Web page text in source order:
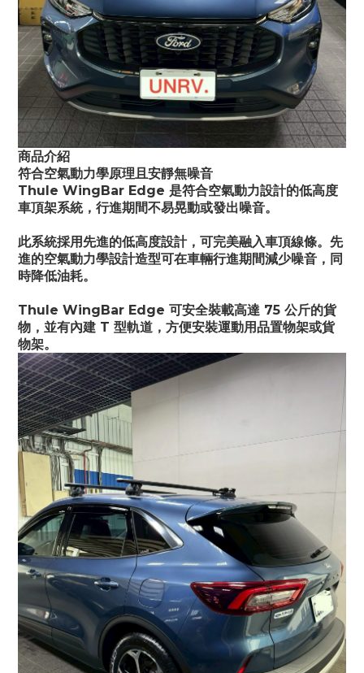
商品介紹
符合空氣動力學原理且安靜無噪音
Thule WingBar Edge 是符合空氣動力設計的低高度
車頂架系統，行進期間不易晃動或發出噪音。
此系統採用先進的低高度設計，可完美融入車頂線條。先
進的空氣動力學設計造型可在車輛行進期間減少噪音，同
時降低油耗。
Thule WingBar Edge 可安全裝載高達 75 公斤的貨
物，並有內建 T 型軌道，方便安裝運動用品置物架或貨
物架。